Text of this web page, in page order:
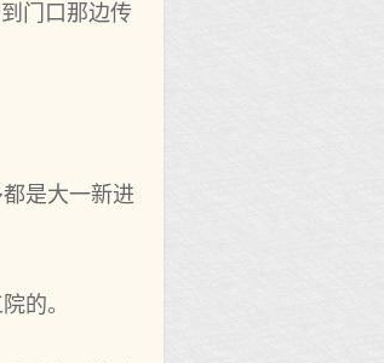
门口那边传
是大一新进
的。